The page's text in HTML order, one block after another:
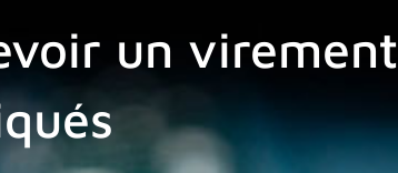
un virement